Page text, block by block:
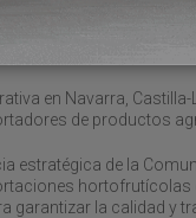
y la Logística en
mientras
en Navarra,
de productos
estratégica de la
garantizar la calidad y